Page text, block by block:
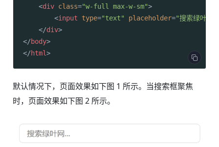
<div class="w-full max-w-sm">
<input type="text" placeholder="搜索绿叶
</div>
</body>
</html>
默认情况下，页面效果如下图 1 所示。当搜索框聚焦
时，页面效果如下图 2 所示。